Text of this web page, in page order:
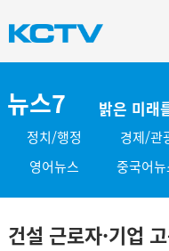
뉴스7 밝은 미래
정치/행정 경제/관
영어뉴스
중국어뉴
건설 근로자·기업